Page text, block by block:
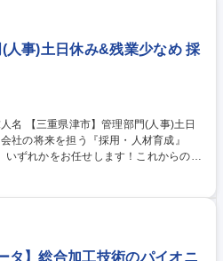
の安全管理衛生委員会、当社内の安全
行います。 ■一つのミスが重大事故に
の安全と、顧客先からの信頼を維持する
(人事)土日休み&残業少なめ 採
いずれかをお任せします！これからの時
る当社で、採用の強化や社内制度の整備
希望と適性を考慮のうえ、いずれかの
がOJTで教えていくので、経験者はも
門(人
タ】総合加工技術のパイオニ